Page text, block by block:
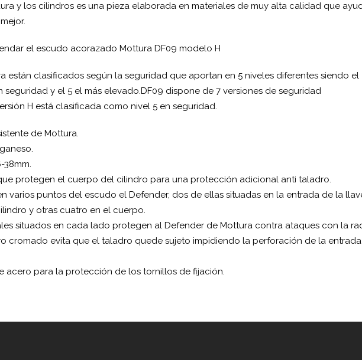
y los cilindros es una pieza elaborada en materiales de muy alta calidad que
el escudo acorazado Mottura DF09 modelo H
están clasificados según la seguridad que aportan en 5 niveles diferentes siendo el
seguridad y el 5 el más elevado.DF09 dispone de 7 versiones de seguridad
H está clasificada como nivel 5 en seguridad.
de Mottura.
38mm.
protegen el cuerpo del cilindro para una protección adicional anti taladro.
varios puntos del escudo el Defender, dos de ellas situadas en la entrada de la
y otras cuatro en el cuerpo.
situados en cada lado protegen al Defender de Mottura contra ataques con la
cromado evita que el taladro quede sujeto impidiendo la perforación de la
acero para la protección de los tornillos de fijación.